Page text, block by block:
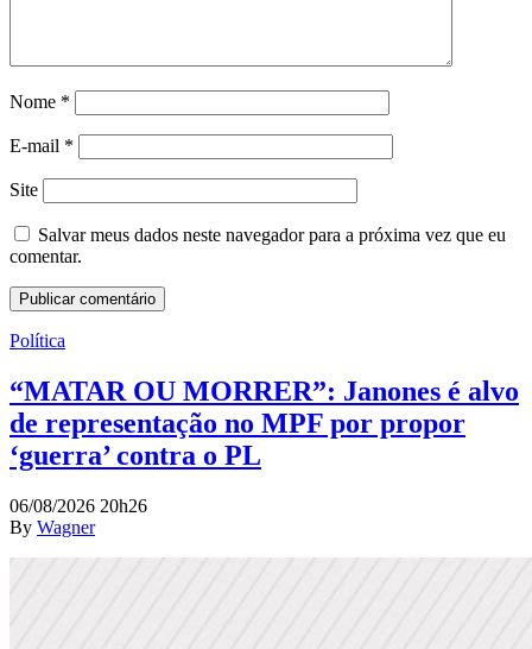
Nome *
E-mail *
Site
Salvar meus dados neste navegador para a próxima vez que eu
comentar.
Política
“MATAR OU MORRER”: Janones é alvo
de representação no MPF por propor
‘guerra’ contra o PL
06/08/2026 20h26
By Wagner